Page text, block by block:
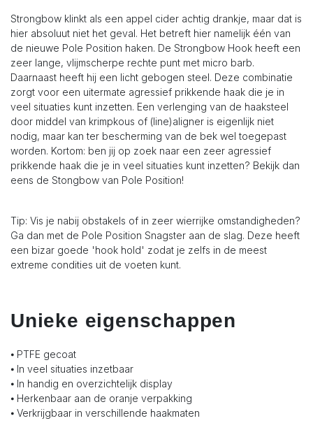
Strongbow klinkt als een appel cider achtig drankje, maar dat is
hier absoluut niet het geval. Het betreft hier namelijk één van
de nieuwe Pole Position haken. De Strongbow Hook heeft een
zeer lange, vlijmscherpe rechte punt met micro barb.
Daarnaast heeft hij een licht gebogen steel. Deze combinatie
zorgt voor een uitermate agressief prikkende haak die je in
veel situaties kunt inzetten. Een verlenging van de haaksteel
door middel van krimpkous of (line)aligner is eigenlijk niet
nodig, maar kan ter bescherming van de bek wel toegepast
worden. Kortom: ben jij op zoek naar een zeer agressief
prikkende haak die je in veel situaties kunt inzetten? Bekijk dan
eens de Stongbow van Pole Position!
Tip: Vis je nabij obstakels of in zeer wierrijke omstandigheden?
Ga dan met de Pole Position Snagster aan de slag. Deze heeft
een bizar goede 'hook hold' zodat je zelfs in de meest
extreme condities uit de voeten kunt.
Unieke eigenschappen
⦁ PTFE gecoat
⦁ In veel situaties inzetbaar
⦁ In handig en overzichtelijk display
⦁ Herkenbaar aan de oranje verpakking
⦁ Verkrijgbaar in verschillende haakmaten